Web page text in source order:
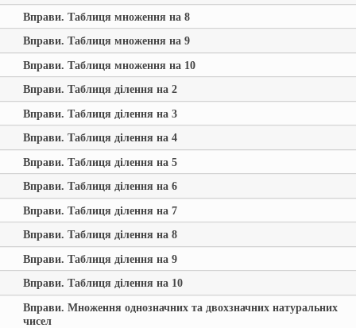
Вправи. Таблиця множення на 8
Вправи. Таблиця множення на 9
Вправи. Таблиця множення на 10
Вправи. Таблиця ділення на 2
Вправи. Таблиця ділення на 3
Вправи. Таблиця ділення на 4
Вправи. Таблиця ділення на 5
Вправи. Таблиця ділення на 6
Вправи. Таблиця ділення на 7
Вправи. Таблиця ділення на 8
Вправи. Таблиця ділення на 9
Вправи. Таблиця ділення на 10
Вправи. Множення однозначних та двохзначних натуральних
чисел